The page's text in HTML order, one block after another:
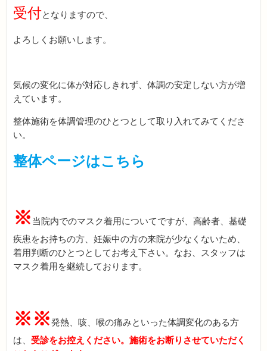
受付となりますので、
よろしくお願いします。
気候の変化に体が対応しきれず、体調の安定しない方が増
えています。
整体施術を体調管理のひとつとして取り入れてみてくださ
い。
整体ページはこちら
※ 当院内でのマスク着用についてですが、高齢者、基礎
疾患をお持ちの方、妊娠中の方の来院が少なくないため、
着用判断のひとつとしてお考え下さい。なお、スタッフは
マスク着用を継続しております。
※※発熱、咳、喉の痛みといった体調変化のある方
は、 受診をお控えください。施術をお断りさせていただく